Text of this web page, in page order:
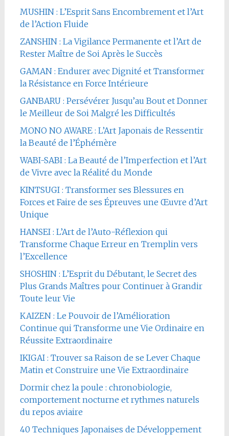
MUSHIN : L’Esprit Sans Encombrement et l’Art
de l’Action Fluide
ZANSHIN : La Vigilance Permanente et l’Art de
Rester Maître de Soi Après le Succès
GAMAN : Endurer avec Dignité et Transformer
la Résistance en Force Intérieure
GANBARU : Persévérer Jusqu’au Bout et Donner
le Meilleur de Soi Malgré les Difficultés
MONO NO AWARE : L’Art Japonais de Ressentir
la Beauté de l’Éphémère
WABI-SABI : La Beauté de l’Imperfection et l’Art
de Vivre avec la Réalité du Monde
KINTSUGI : Transformer ses Blessures en
Forces et Faire de ses Épreuves une Œuvre d’Art
Unique
HANSEI : L’Art de l’Auto-Réflexion qui
Transforme Chaque Erreur en Tremplin vers
l’Excellence
SHOSHIN : L’Esprit du Débutant, le Secret des
Plus Grands Maîtres pour Continuer à Grandir
Toute leur Vie
KAIZEN : Le Pouvoir de l’Amélioration
Continue qui Transforme une Vie Ordinaire en
Réussite Extraordinaire
IKIGAI : Trouver sa Raison de se Lever Chaque
Matin et Construire une Vie Extraordinaire
Dormir chez la poule : chronobiologie,
comportement nocturne et rythmes naturels
du repos aviaire
40 Techniques Japonaises de Développement